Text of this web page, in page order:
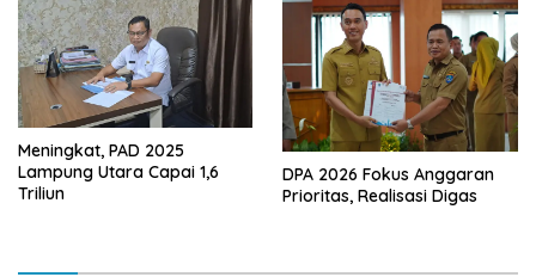
Meningkat, PAD 2025
Lampung Utara Capai 1,6
Triliun
DPA 2026 Fokus Anggaran
Prioritas, Realisasi Digas